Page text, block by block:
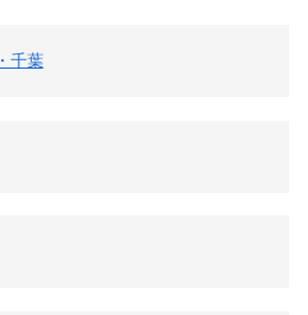
千葉